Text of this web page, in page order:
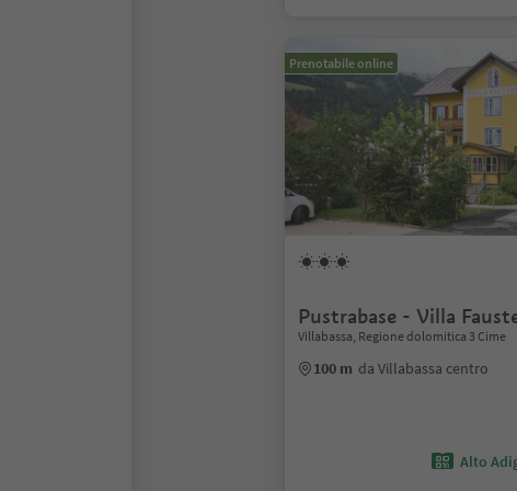
Prenotabile online
Pustrabase - Villa
Villabassa, Regione dolomitica 3 Cime
100 m da Villabassa centro
Alto